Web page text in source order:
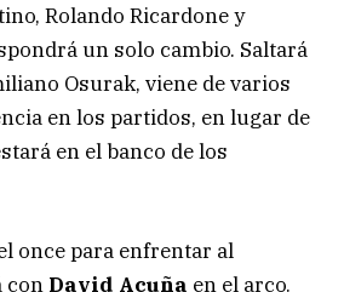
Rolando Ricardone y
un solo cambio. Saltará
Osurak, viene de varios
en los partidos, en lugar de
en el banco de los
once para enfrentar al
con David Acuña en el arco.